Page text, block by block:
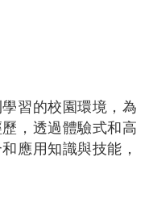
習的校園環境，為
，透過體驗式和高
應用知識與技能，